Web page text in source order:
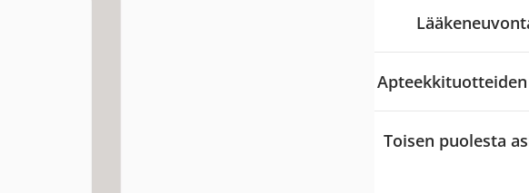
maksaa ostoksesi.
Toisen puolesta